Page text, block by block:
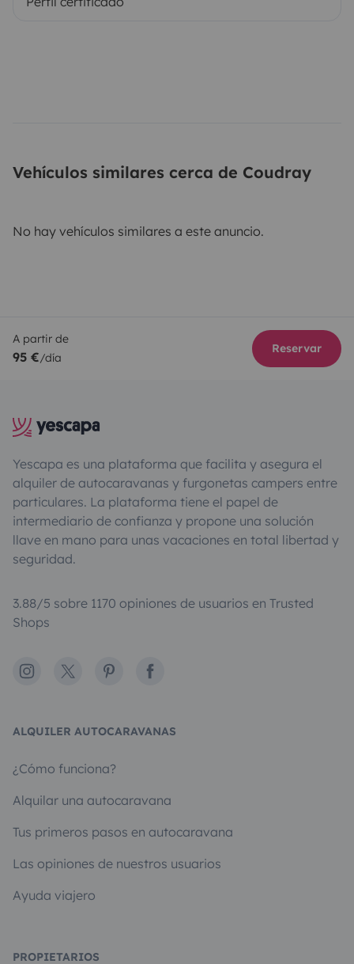
Vehículos similares cerca de Coudray
No hay vehículos similares a este anuncio.
A partir de
95 €/día
Reservar
Yescapa es una plataforma que facilita y asegura el
alquiler de autocaravanas y furgonetas campers entre
particulares. La plataforma tiene el papel de
intermediario de confianza y propone una solución
llave en mano para unas vacaciones en total libertad y
seguridad.
3.88/5 sobre 1170 opiniones de usuarios en Trusted
Shops
Instagram
X PinterestFacebook
ALQUILER AUTOCARAVANAS
¿Cómo funciona?
Alquilar una autocaravana
Tus primeros pasos en autocaravana
Las opiniones de nuestros usuarios
Ayuda viajero
PROPIETARIOS